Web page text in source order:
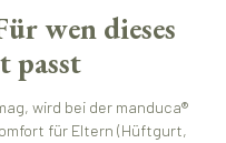
wen dieses
passt
wird bei der manduca®
für Eltern (Hüftgurt,